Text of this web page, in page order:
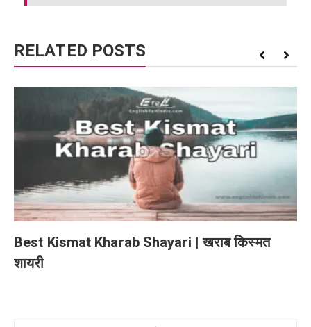
RELATED POSTS
Best Kismat Kharab Shayari | खराब किस्मत
शायरी